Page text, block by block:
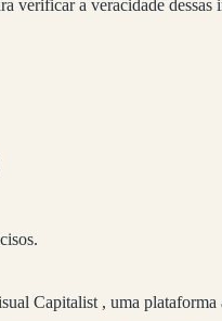
verificar a veracidade dessas
.
Capitalist , uma plataforma